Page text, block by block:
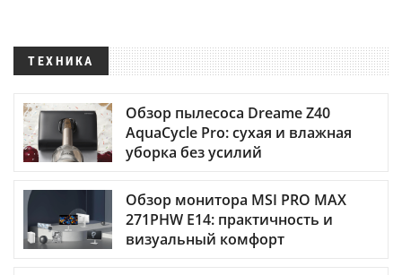
ТЕХНИКА
Обзор пылесоса Dreame Z40
AquaCycle Pro: сухая и влажная
уборка без усилий
Обзор монитора MSI PRO MAX
271PHW E14: практичность и
визуальный комфорт